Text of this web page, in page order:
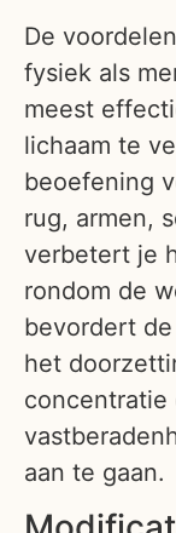
De
fysiek als
meest
lichaam te
beoefening
rug, armen,
verbetert je
rondom de
bevordert
het
aan te gaan.